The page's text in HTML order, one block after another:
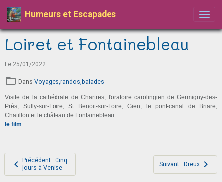
Humeurs et Escapades
Loiret et Fontainebleau
Le 25/01/2022
Dans Voyages,randos,balades
Visite de la cathédrale de Chartres, l'oratoire carolingien de Germigny-des-
Près, Sully-sur-Loire, St Benoit-sur-Loire, Gien, le pont-canal de Briare,
Chatillon et le château de Fontainebleau.
le film
Précédent : Cinq
jours à Venise
Suivant : Dreux